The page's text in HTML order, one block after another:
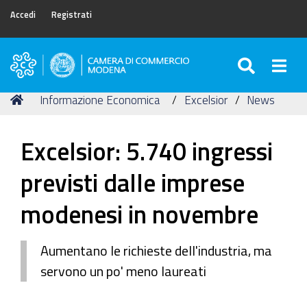
Accedi Registrati
Camera
Commercio
Tu
Home
Informazione Economica Excelsior News
Excelsior: 5.740 ingressi
previsti dalle imprese
modenesi in novembre
Aumentano le richieste dell'industria, ma
servono un po' meno laureati